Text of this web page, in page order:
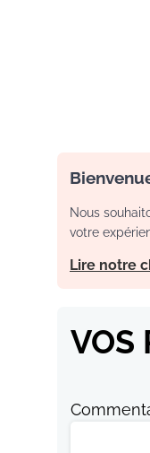
Nous
votre
Lire notre
VOS